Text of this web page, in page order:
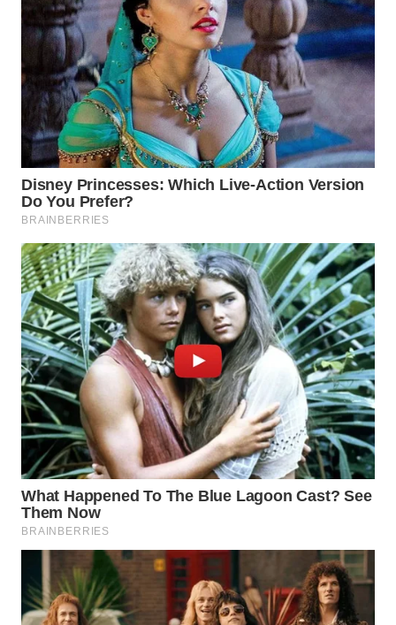
LESUNG
WN
KARO
WN
SIMALUNGUN
WN
LABUHANBATU
WN
TAPANULI
TENGAH
WN DELI
SERDANG
WN
TEBING
TINGGI
PAKPAK
WN
KARAWANG
WN